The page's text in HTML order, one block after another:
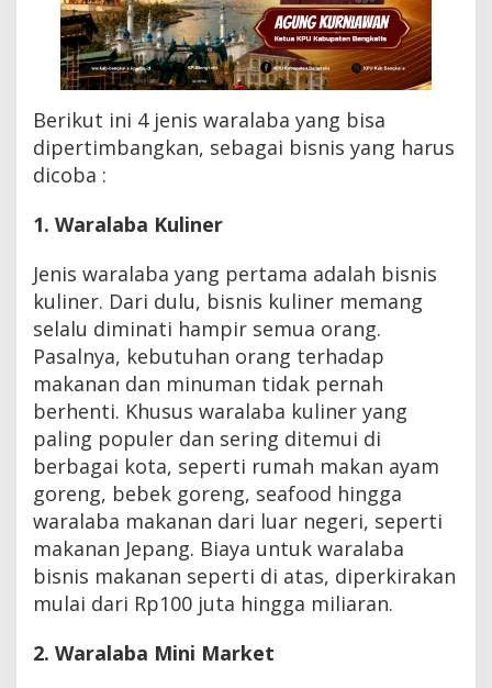
Berikut ini 4 jenis waralaba yang bisa
dipertimbangkan, sebagai bisnis yang harus
dicoba :
1. Waralaba Kuliner
Jenis waralaba yang pertama adalah bisnis
kuliner. Dari dulu, bisnis kuliner memang
selalu diminati hampir semua orang.
Pasalnya, kebutuhan orang terhadap
makanan dan minuman tidak pernah
berhenti. Khusus waralaba kuliner yang
paling populer dan sering ditemui di
berbagai kota, seperti rumah makan ayam
goreng, bebek goreng, seafood hingga
waralaba makanan dari luar negeri, seperti
makanan Jepang. Biaya untuk waralaba
bisnis makanan seperti di atas, diperkirakan
mulai dari Rp100 juta hingga miliaran.
2. Waralaba Mini Market